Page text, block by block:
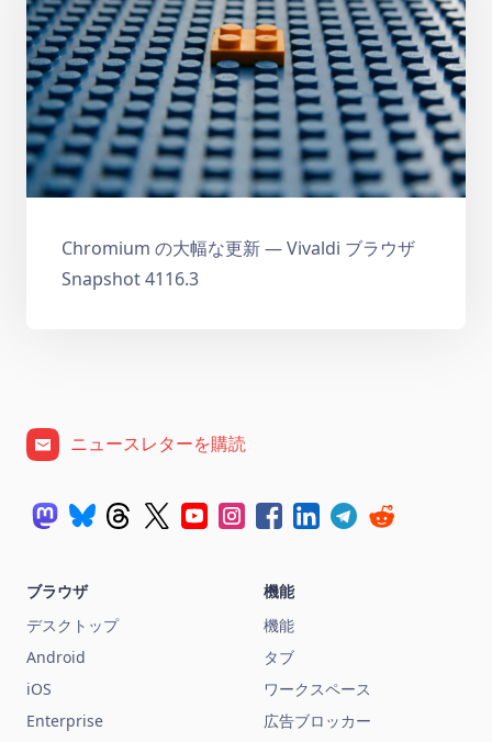
Chromium の大幅な更新 — Vivaldi ブラウザ
Snapshot 4116.3
ニュースレターを購読
ブラウザ
デスクトップ
Android
iOS
Enterprise
機能
機能
タブ
ワークスペース
広告ブロッカー